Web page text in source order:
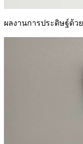
ผลงานการประดิษฐ์ด้วย